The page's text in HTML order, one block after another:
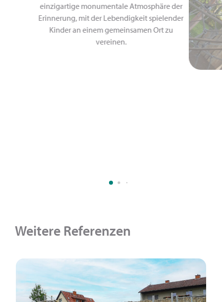
einzigartige monumentale Atmosphäre der
Erinnerung, mit der Lebendigkeit spielender
Kinder an einem gemeinsamen Ort zu
vereinen.
Weitere Referenzen